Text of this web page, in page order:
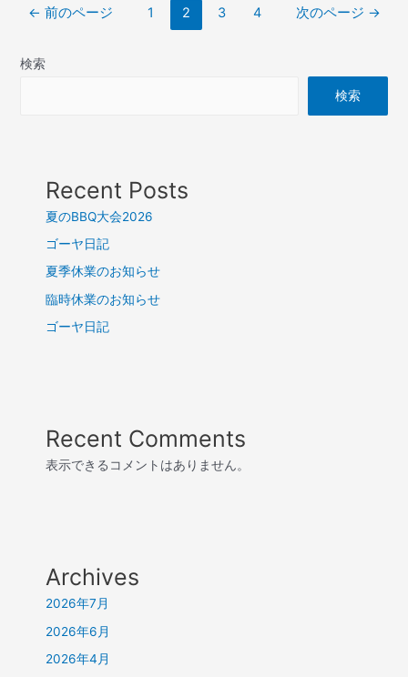
← 前のページ 1 2 3 4 次のページ →
検索
検索
Recent Posts
夏のBBQ大会2026
ゴーヤ日記
夏季休業のお知らせ
臨時休業のお知らせ
ゴーヤ日記
Recent Comments
表示できるコメントはありません。
Archives
2026年7月
2026年6月
2026年4月